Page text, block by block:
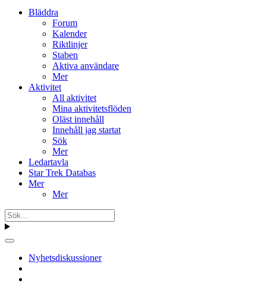
Bläddra
Forum
Kalender
Riktlinjer
Staben
Aktiva användare
Mer
Aktivitet
All aktivitet
Mina aktivitetsflöden
Oläst innehåll
Innehåll jag startat
Sök
Mer
Ledartavla
Star Trek Databas
Mer
Mer
Nyhetsdiskussioner